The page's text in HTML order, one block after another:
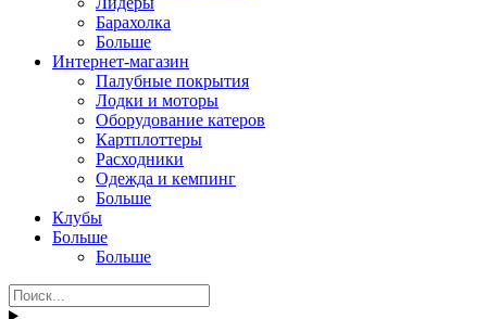
Барахолка
Больше
Интернет-магазин
Палубные покрытия
Лодки и моторы
Оборудование катеров
Картплоттеры
Расходники
Одежда и кемпинг
Больше
Клубы
Больше
Больше